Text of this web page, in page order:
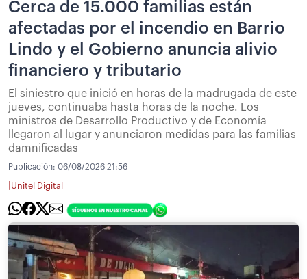
Cerca de 15.000 familias están
afectadas por el incendio en Barrio
Lindo y el Gobierno anuncia alivio
financiero y tributario
El siniestro que inició en horas de la madrugada de este
jueves, continuaba hasta horas de la noche. Los
ministros de Desarrollo Productivo y de Economía
llegaron al lugar y anunciaron medidas para las familias
damnificadas
Publicación: 06/08/2026 21:56
Unitel Digital